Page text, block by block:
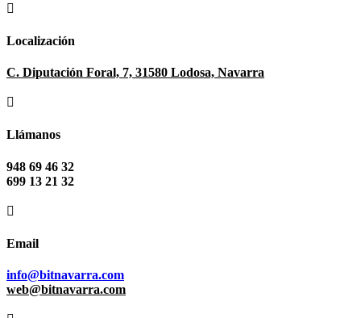

Localización
C. Diputación Foral, 7, 31580 Lodosa, Navarra

Llámanos
948 69 46 32
699 13 21 32

Email
info@bitnavarra.com
web@bitnavarra.com